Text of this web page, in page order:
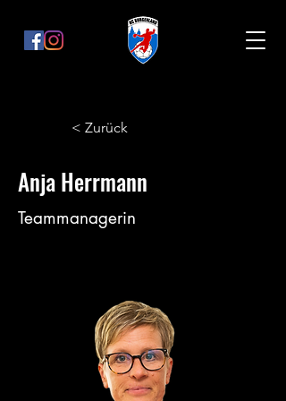
< Zurück
Anja Herrmann
Teammanagerin